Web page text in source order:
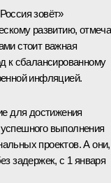
зовёт»
развитию,
стоит важная
к сбалансированному
инфляцией.
для достижения
выполнения
проектов. А они,
задержек, с 1 января